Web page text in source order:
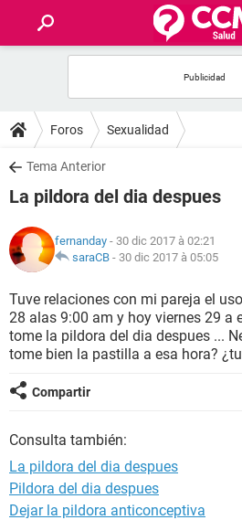
FORUMS
SALUD
FAMILIA
NUTRICIÓN
BIENESTAR
SEXUALIDAD
GLOSARIO
Foros Sexualidad
Tema Anterior
La pildora del dia despues
fernanday - 30 dic 2017 à 02:21
saraCB - 30 dic 2017 à 05:05
Tuve relaciones con mi pareja el
28 alas 9:00 am y hoy viernes 29 a
tome la pildora del dia despues ...
tome bien la pastilla a esa hora?
Compartir
Consulta también:
La pildora del dia despues
Pildora del dia despues
Dejar la pildora anticonceptiva